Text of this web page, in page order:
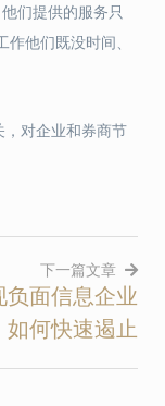
们提供的服务只
他们既没时间、
对企业和券商节
下一篇文章
负面信息企业
如何快速遏止